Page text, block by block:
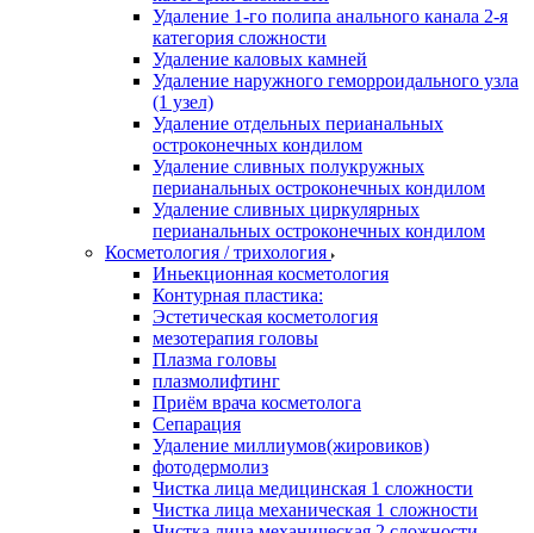
Удаление 1-го полипа анального канала 2-я
категория сложности
Удаление каловых камней
Удаление наружного геморроидального узла
(1 узел)
Удаление отдельных перианальных
остроконечных кондилом
Удаление сливных полукружных
перианальных остроконечных кондилом
Удаление сливных циркулярных
перианальных остроконечных кондилом
Косметология / трихология
Иньекционная косметология
Контурная пластика:
Эстетическая косметология
мезотерапия головы
Плазма головы
плазмолифтинг
Приём врача косметолога
Сепарация
Удаление миллиумов(жировиков)
фотодермолиз
Чистка лица медицинская 1 сложности
Чистка лица механическая 1 сложности